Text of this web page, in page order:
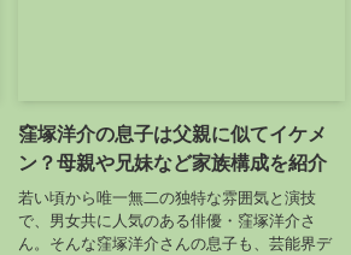
窪塚洋介の息子は父親に似てイケメ
ン？母親や兄妹など家族構成を紹介
若い頃から唯一無二の独特な雰囲気と演技
で、男女共に人気のある俳優・窪塚洋介さ
ん。そんな窪塚洋介さんの息子も、芸能界デ